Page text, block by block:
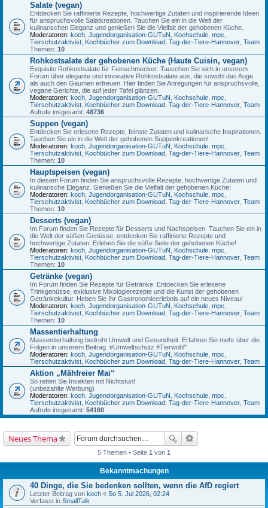
Salate (vegan)
Entdecken Sie raffinierte Rezepte, hochwertige Zutaten und inspirierende Ideen
für anspruchsvolle Salatkreationen. Tauchen Sie ein in die Welt der
kulinarischen Eleganz und genießen Sie die Vielfalt der gehobenen Küche.
Moderatoren: koch, Jugendorganisation-GUTuN, Kochschule, mpc,
Tierschutzaktivist, Kochbücher zum Download, Tag-der-Tiere-Hannover, Team
Themen: 10
Rohkostsalate der gehobenen Küche (Haute Cuisin, vegan)
Exquisite Rohkostsalate für Feinschmecker: Tauschen Sie sich in unserem
Forum über elegante und innovative Rohkostsalate aus, die sowohl das Auge
als auch den Gaumen erfreuen. Hier finden Sie Anregungen für anspruchsvolle,
vegane Gerichte, die auf jeder Tafel glänzen.
Moderatoren: koch, Jugendorganisation-GUTuN, Kochschule, mpc,
Tierschutzaktivist, Kochbücher zum Download, Tag-der-Tiere-Hannover, Team
Aufrufe insgesamt: 48736
Suppen (vegan)
Entdecken Sie erlesene Rezepte, feinste Zutaten und kulinarische Inspirationen.
Tauchen Sie ein in die Welt der gehobenen Suppenkreationen!
Moderatoren: koch, Jugendorganisation-GUTuN, Kochschule, mpc,
Tierschutzaktivist, Kochbücher zum Download, Tag-der-Tiere-Hannover, Team
Themen: 10
Hauptspeisen (vegan)
In diesem Forum finden Sie anspruchsvolle Rezepte, hochwertige Zutaten und
kulinarische Eleganz. Genießen Sie die Vielfalt der gehobenen Küche!
Moderatoren: koch, Jugendorganisation-GUTuN, Kochschule, mpc,
Tierschutzaktivist, Kochbücher zum Download, Tag-der-Tiere-Hannover, Team
Themen: 10
Desserts (vegan)
Im Forum finden Sie Rezepte für Desserts und Nachspeisen. Tauchen Sie ein in
die Welt der süßen Genüsse, entdecken Sie raffinierte Rezepte und
hochwertige Zutaten. Erleben Sie die süße Seite der gehobenen Küche!
Moderatoren: koch, Jugendorganisation-GUTuN, Kochschule, mpc,
Tierschutzaktivist, Kochbücher zum Download, Tag-der-Tiere-Hannover, Team
Themen: 10
Getränke (vegan)
Im Forum finden Sie Rezepte für Getränke. Entdecken Sie erlesene
Trinkgenüsse, exklusive Mixologierezepte und die Kunst der gehobenen
Getränkekultur. Heben Sie Ihr Gastronomieerlebnis auf ein neues Niveau!
Moderatoren: koch, Jugendorganisation-GUTuN, Kochschule, mpc,
Tierschutzaktivist, Kochbücher zum Download, Tag-der-Tiere-Hannover, Team
Themen: 10
Massentierhaltung
Massentierhaltung bedroht Umwelt und Gesundheit. Erfahren Sie mehr über die
Folgen in unserem Beitrag. #Umweltschutz #Tierwohl"
Moderatoren: koch, Jugendorganisation-GUTuN, Kochschule, mpc,
Tierschutzaktivist, Kochbücher zum Download, Tag-der-Tiere-Hannover, Team
Aktion „Mähfreier Mai“
So retten Sie Insekten mit Nichtstun!
(unbezahlte Werbung)
Moderatoren: koch, Jugendorganisation-GUTuN, Kochschule, mpc,
Tierschutzaktivist, Kochbücher zum Download, Tag-der-Tiere-Hannover, Team
Aufrufe insgesamt: 54160
Neues Thema
5 Themen • Seite 1 von 1
Bekanntmachungen
40 Dinge, die Sie bedenken sollten, wenn die AfD regiert
Letzter Beitrag von koch « So 5. Jul 2026, 02:24
Verfasst in SmallTalk